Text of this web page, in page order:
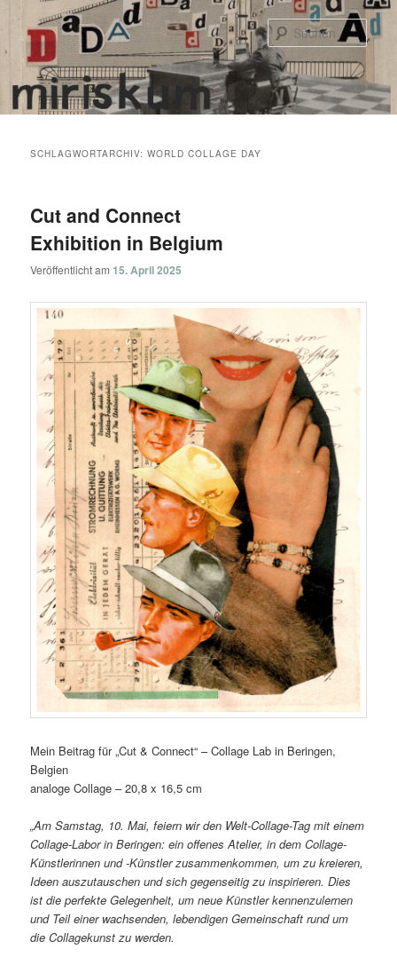
primären
Inhalt
springen
sekundären
Inhalt
springen
SCHLAGWORTARCHIV:WORLD COLLAGE DAY
Cut and Connect
Exhibition in Belgium
Veröffentlicht am 15. April 2025
Mein Beitrag für „Cut & Connect“ – Collage Lab in Beringen,
Belgien
analoge Collage – 20,8 x 16,5 cm
„Am Samstag, 10. Mai, feiern wir den Welt-Collage-Tag mit einem
Collage-Labor in Beringen: ein offenes Atelier, in dem Collage-
Künstlerinnen und -Künstler zusammenkommen, um zu kreieren,
Ideen auszutauschen und sich gegenseitig zu inspirieren. Dies
ist die perfekte Gelegenheit, um neue Künstler kennenzulernen
und Teil einer wachsenden, lebendigen Gemeinschaft rund um
die Collagekunst zu werden.